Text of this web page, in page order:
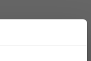
Vzhľad aktivity